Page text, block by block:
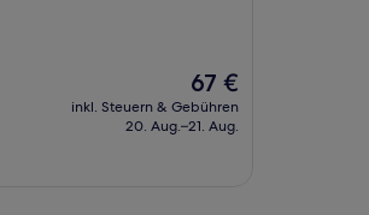
Der
Preis
beträgt
67 €
inkl. Steuern & Gebühren
20. Aug.–21. Aug.